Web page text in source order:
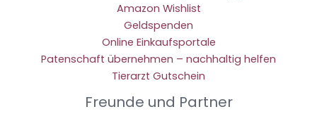
Amazon Wishlist
Geldspenden
Online Einkaufsportale
Patenschaft übernehmen – nachhaltig helfen
Tierarzt Gutschein
Freunde und Partner